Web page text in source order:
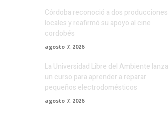
Córdoba reconoció a dos producciones
locales y reafirmó su apoyo al cine
cordobés
agosto 7, 2026
La Universidad Libre del Ambiente lanza
un curso para aprender a reparar
pequeños electrodomésticos
agosto 7, 2026